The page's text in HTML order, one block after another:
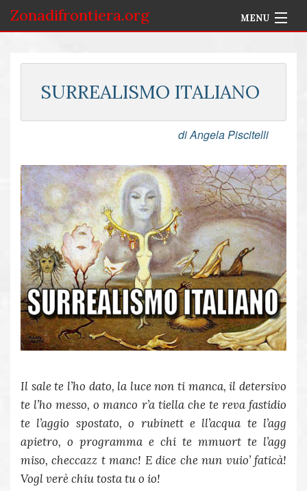
Zonadifrontiera.org MENU
SURREALISMO ITALIANO
di Angela Piscitelli
Il sale te l’ho dato, la luce non ti manca, il detersivo
te l’ho messo, o manco r’a tiella che te reva fastidio
te l’aggio spostato, o rubinett e ll’acqua te l’agg
apietro, o programma e chi te mmuort te l’agg
miso, checcazz t manc! E dice che nun vuio’ faticà!
Vogl verè chiu tosta tu o io!